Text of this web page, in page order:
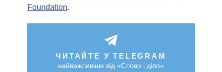
Foundation.
ЧИТАЙТЕ У TELEGRAM
найважливіше від «Слово і діло»